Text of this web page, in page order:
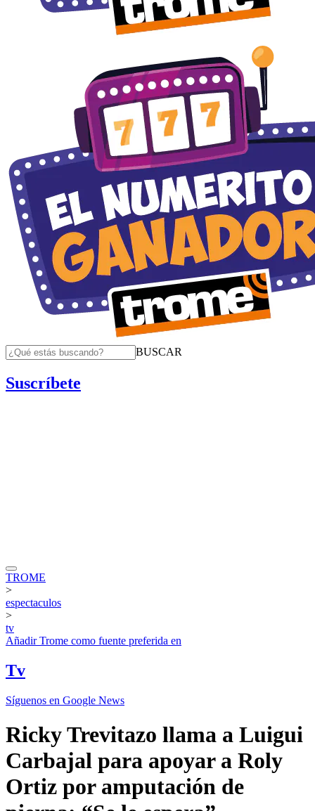
BUSCAR
Suscríbete
TROME
>
espectaculos
>
tv
AñadirTrome como fuente preferida en
Tv
Síguenos en Google News
Ricky Trevitazo llama a Luigui
Carbajal para apoyar a Roly
Ortiz por amputación de